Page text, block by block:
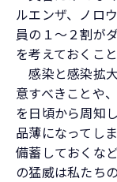
ルエンザ、ノロ
員の１～２割が
を考えておくこ
感染と感染拡
意すべきことや
を日頃から周知
品薄になってし
備蓄しておくな
の猛威は私たち